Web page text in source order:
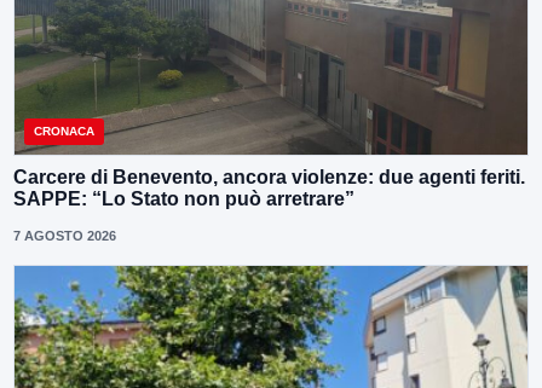
CRONACA
Carcere di Benevento, ancora violenze: due agenti feriti.
SAPPE: “Lo Stato non può arretrare”
7 AGOSTO 2026